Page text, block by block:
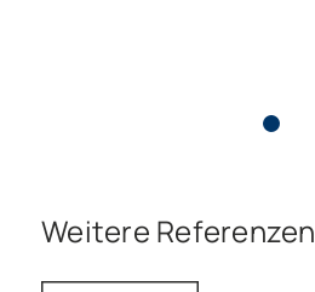
Weitere Referenzen